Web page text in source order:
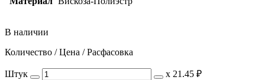
В наличии
Количество / Цена / Расфасовка
Штук х 21.45 ₽